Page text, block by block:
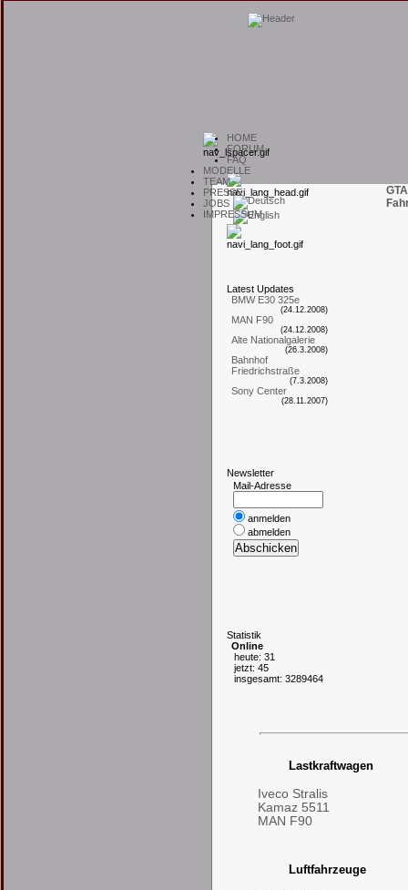
HOME
FORUM
FAQ
MODELLE
TEAM
PRESSE
JOBS
IMPRESSUM
L atest Updates
BMW E30 325e
(24.12.2008)
MAN F90
(24.12.2008)
Alte Nationalgalerie
(26.3.2008)
Bahnhof
Friedrichstraße
(7.3.2008)
Sony Center
(28.11.2007)
Newsletter
Mail-Adresse
anmelden
abmelden
Statistik
Online
heute: 31
jetzt: 45
insgesamt: 3289464
Lastkraftwagen
Iveco Stralis
Kamaz 5511
MAN F90
Luftfahrzeuge